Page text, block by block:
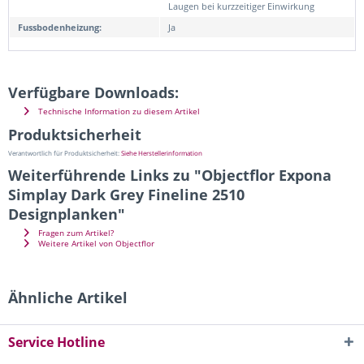
Laugen bei kurzzeitiger Einwirkung
Fussbodenheizung:
Ja
Verfügbare Downloads:
Technische Information zu diesem Artikel
Produktsicherheit
Verantwortlich für Produktsicherheit:Siehe Herstellerinformation
Weiterführende Links zu "Objectflor Expona
Simplay Dark Grey Fineline 2510
Designplanken"
Fragen zum Artikel?
Weitere Artikel von Objectflor
Ähnliche Artikel
Service Hotline